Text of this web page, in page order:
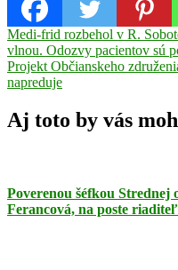
Navigácia
v
článku
Previous
Post:
Medi-frid rozbehol v R.
vlnou. Odozvy pacientov sú
Next
Post:
Projekt Občianskeho
napreduje
Aj toto by vás
Poverenou šéfkou Strednej
Ferancová, na poste